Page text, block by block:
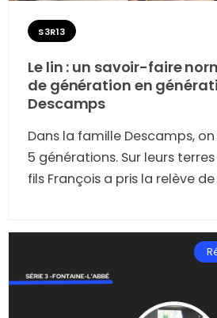
S3R13
Le lin : un savoir-faire
de génération en
Descamps
Dans la famille Descamps,
5 générations. Sur leurs
fils François a pris la relève
2026, pour en savoir plus